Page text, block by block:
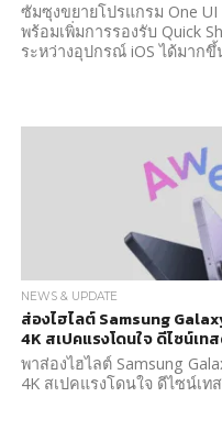
ซัมซุงขยายโปรแกรม One
พร้อมเพิ่มการรองรับ Quick
ระหว่างอุปกรณ์ iOS ได้มากขึ้
NEWS & UPDATE
ส่องไฮไลต์ Samsung
4K สเปคแรงโดนใจ ดีไซน์เท
พาส่องไฮไลต์ Samsung
4K สเปคแรงโดนใจ ดีไซน์เ